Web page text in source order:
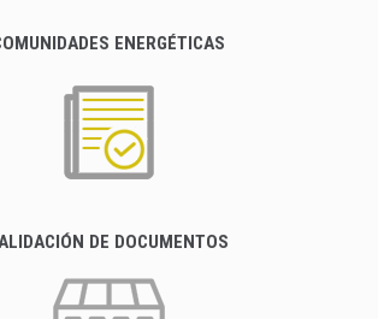
ENERGÉTICAS
DE DOCUMENTOS